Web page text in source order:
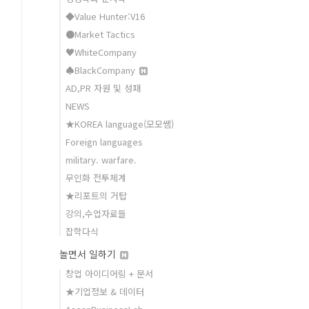
◆Value Hunter:V16
●Market Tactics
♥WhiteCompany
♠BlackCompany
AD,PR 자원 및 성패
NEWS
★KOREA language(모모쌤)
Foreign languages
military. warfare.
무인화 전투체계
★리포트의 거탑
강의,수업자료들
잡학다식
놀면서 일하기
창업 아이디어링 + 문서
★기업정보 & 데이터